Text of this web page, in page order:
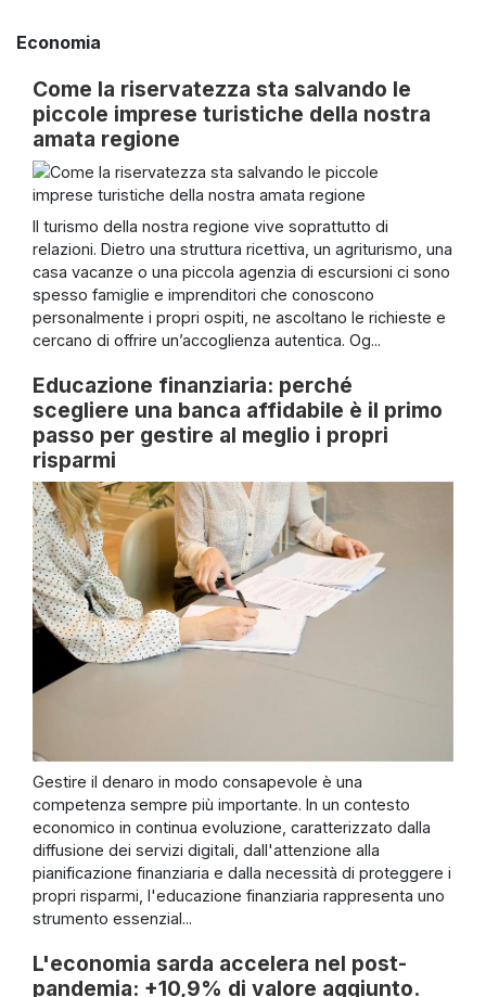
Economia
Come la riservatezza sta salvando le
piccole imprese turistiche della nostra
amata regione
Il turismo della nostra regione vive soprattutto di
relazioni. Dietro una struttura ricettiva, un agriturismo, una
casa vacanze o una piccola agenzia di escursioni ci sono
spesso famiglie e imprenditori che conoscono
personalmente i propri ospiti, ne ascoltano le richieste e
cercano di offrire un’accoglienza autentica. Og...
Educazione finanziaria: perché
scegliere una banca affidabile è il primo
passo per gestire al meglio i propri
risparmi
Gestire il denaro in modo consapevole è una
competenza sempre più importante. In un contesto
economico in continua evoluzione, caratterizzato dalla
diffusione dei servizi digitali, dall'attenzione alla
pianificazione finanziaria e dalla necessità di proteggere i
propri risparmi, l'educazione finanziaria rappresenta uno
strumento essenzial...
L'economia sarda accelera nel post-
pandemia: +10,9% di valore aggiunto.